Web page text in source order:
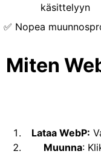
käsittelyyn
✅ Nopea
Miten
Lataa WebP:
Muunna: